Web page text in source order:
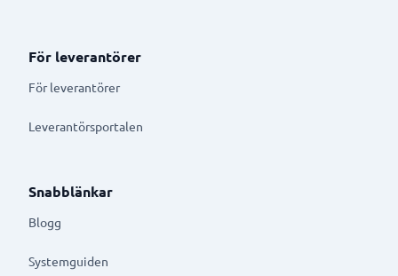
För leverantörer
För leverantörer
Leverantörsportalen
Snabblänkar
Blogg
Systemguiden